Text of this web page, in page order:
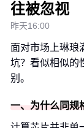
往被忽视
昨天16:00
面对市场上琳琅
坑？看似相似的
别。
一、为什么同规